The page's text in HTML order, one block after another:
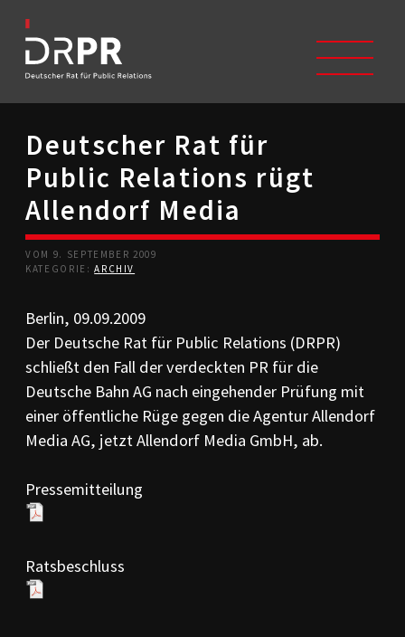
START
ÜBER UNS
Trägerverein
Beschwerdeausschüsse
Mitglieder
Geschichte
Kontakt
KODIZES
Kommunikationskodex
DRPR-Richtlinien
PR-Kodizes
Kodizes öfft. Kommunikation
Anleitung zur Beschwerde
AKTUELLES
Deutscher Rat für
Public Relations rügt
Allendorf Media
VOM 9. SEPTEMBER 2009
KATEGORIE:ARCHIV
Berlin, 09.09.2009
Der Deutsche Rat für Public Relations (DRPR)
schließt den Fall der verdeckten PR für die
Deutsche Bahn AG nach eingehender Prüfung mit
einer öffentliche Rüge gegen die Agentur Allendorf
Media AG, jetzt Allendorf Media GmbH, ab.
Pressemitteilung
Ratsbeschluss